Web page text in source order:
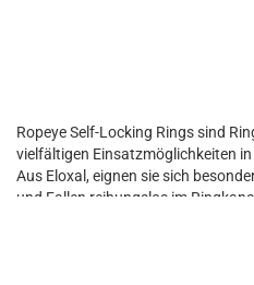
Ropeye Self-Locking Rings sind
vielfältigen Einsatzmöglichkeiten
Aus Eloxal, eignen sie sich
und Fallen reibungslos im